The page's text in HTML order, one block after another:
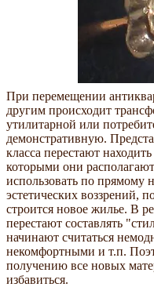
При перемещении
другим происходит
утилитарной или
демонстративную.
класса перестают
которыми они
использовать по прямому
эстетических воззрений,
строится новое жилье. В
перестают составлять
начинают считаться
некомфортными и т.п.
получению все новых
избавиться.